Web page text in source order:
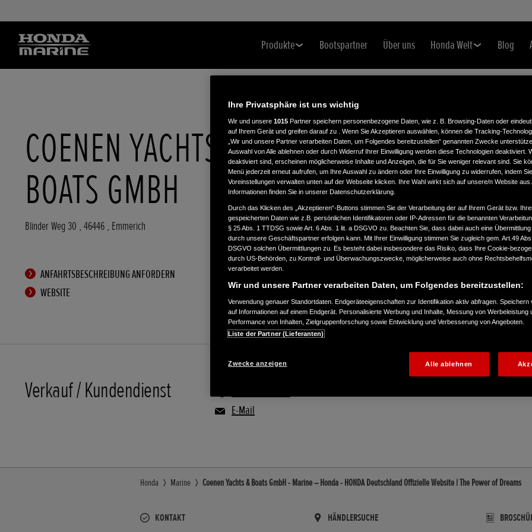
Produkte Bootspartner Über uns Honda Welt Blog
COENEN YACHTS &
BOATS GMBH
Blinder Weg 30 , 46446 , Emmerich
ANFAHRTSBESCHREIBUNG ANFORDERN
WEBSITE
Verkauf / Kundendienst
E-Mail
Honda Marine Coenen Yachts & Boats GmbH - Marine – Honda - HONDA Deutschland Offizielle Website | The Power of Dreams
KONTAKT HÄNDLERSUCHE
Ihre Privatsphäre ist uns wichtig
Wir und unsere 1015 Partner speichern personenbezogene Daten, wie z. B. Browsing-Daten oder
auf Ihrem Gerät und greifen darauf zu . Wenn Sie Akzeptieren auswählen, können die Tracking-
„Wir und unsere Partner verarbeiten Daten, um Folgendes bereitzustellen“ genannten Zwecke
Auswahl von Alle ablehnen oder durch Widerruf Ihrer Einwilligung werden diese Technologien deaktiviert.
deaktiviert sind, erscheinen möglicherweise Inhalte und Anzeigen, die für Sie weniger relevant sind. Sie
Menü jederzeit erneut aufrufen, um Ihre Auswahl zu ändern oder Ihre Einwilligung zu widerrufen, indem
Voreinstellungen verwalten unten auf der Webseite klicken. Ihre Wahl wirkt sich auf unsere/n Website
Informationen finden Sie in unserer Datenschutzerklärung.
Durch das Klicken des „Akzeptieren“-Buttons stimmen Sie der Verarbeitung der auf Ihrem Gerät bzw.
gespeicherten Daten wie z.B. persönlichen Identifikatoren oder IP-Adressen für die benannten
§ 25 Abs. 1 TTDSG sowie Art. 6 Abs. 1 lit. a DSGVO zu. Beachten Sie, dass dabei auch eine Übermittlung
durch unsere Geschäftspartner erfolgen kann. Mit Ihrer Einwilligung stimmen Sie zugleich gem. Art.49
DSGVO solchen Übermittlungen zu. Es besteht dabei insbesondere das Risiko, dass Ihre Cookie-
durch US-Behörden, zu Kontroll- und Überwachungszwecke, möglicherweise auch ohne
verarbeitet werden.
Wir und unsere Partner verarbeiten Daten, um Folgendes bereitzustellen:
Verwendung genauer Standortdaten. Endgeräteeigenschaften zur Identifikation aktiv abfragen. Speichern
auf Informationen auf einem Endgerät. Personalisierte Werbung und Inhalte, Messung von Werbeleistung
Performance von Inhalten, Zielgruppenforschung sowie Entwicklung und Verbesserung von Angeboten.
Liste der Partner (Lieferanten)
Zwecke anzeigen Alle ablehnen